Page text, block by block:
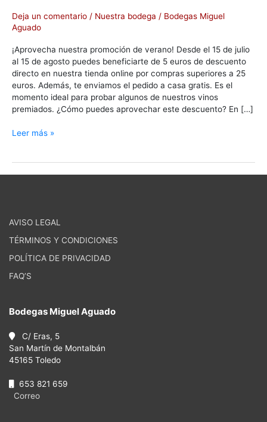
Deja un comentario / Nuestra bodega / Bodegas Miguel
Aguado
¡Aprovecha nuestra promoción de verano! Desde el 15 de julio
al 15 de agosto puedes beneficiarte de 5 euros de descuento
directo en nuestra tienda online por compras superiores a 25
euros. Además, te enviamos el pedido a casa gratis. Es el
momento ideal para probar algunos de nuestros vinos
premiados. ¿Cómo puedes aprovechar este descuento? En […]
Leer más »
AVISO LEGAL
TÉRMINOS Y CONDICIONES
POLÍTICA DE PRIVACIDAD
FAQ’S
Bodegas Miguel Aguado
C/ Eras, 5
San Martín de Montalbán
45165 Toledo
653 821 659
Correo